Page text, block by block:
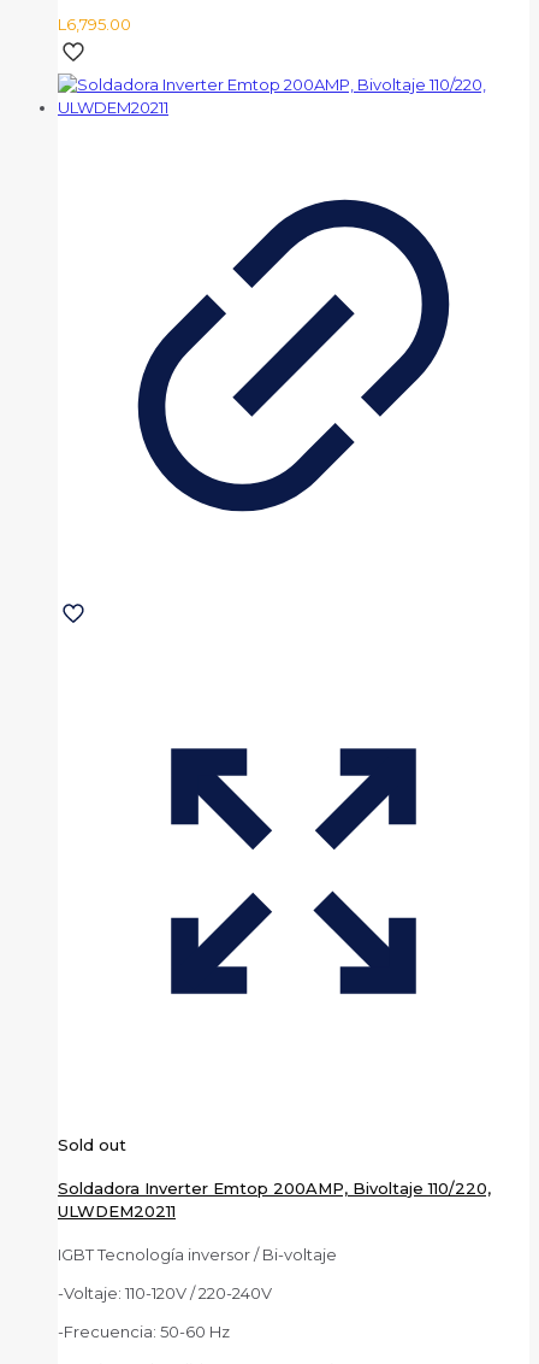
L 6,795.00
Sold out
Soldadora Inverter Emtop 200AMP, Bivoltaje 110/220,
ULWDEM20211
IGBT Tecnología inversor / Bi-voltaje
-Voltaje: 110-120V / 220-240V
-Frecuencia: 50-60 Hz